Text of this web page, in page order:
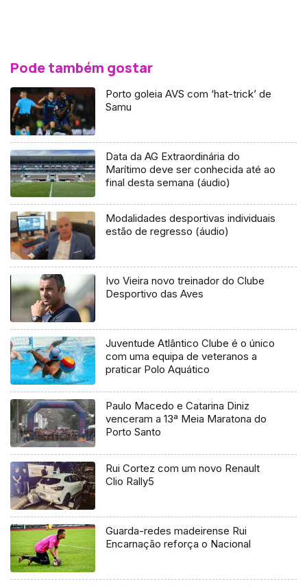
Pode também gostar
Porto goleia AVS com ‘hat-trick’ de
Samu
Data da AG Extraordinária do
Marítimo deve ser conhecida até ao
final desta semana (áudio)
Modalidades desportivas individuais
estão de regresso (áudio)
Ivo Vieira novo treinador do Clube
Desportivo das Aves
Juventude Atlântico Clube é o único
com uma equipa de veteranos a
praticar Polo Aquático
Paulo Macedo e Catarina Diniz
venceram a 13ª Meia Maratona do
Porto Santo
Rui Cortez com um novo Renault
Clio Rally5
Guarda-redes madeirense Rui
Encarnação reforça o Nacional